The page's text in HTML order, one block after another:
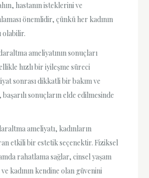
hastanın isteklerini ve
önemlidir, çünkü her kadının
olabilir.
ameliyatının sonuçları
hızlı bir iyileşme süreci
sonrası dikkatli bir bakım ve
sonuçların elde edilmesinde
ameliyatı, kadınların
etkili bir estetik seçenektir. Fiziksel
rahatlama sağlar, cinsel yaşam
kadının kendine olan güvenini